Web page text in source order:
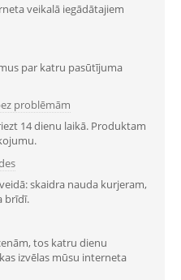
veikalā iegādātajiem
par katru pasūtījuma
problēmām
14 dienu laikā. Produktam
skaidra nauda kurjeram,
brīdī.
tos katru dienu
izvēlas mūsu interneta